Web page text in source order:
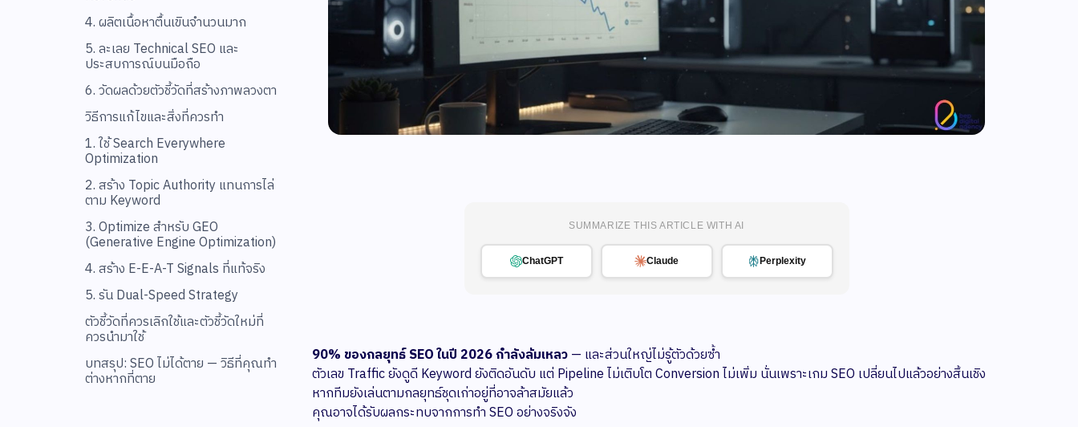
4. ผลิตเนื้อหาตื้นเขินจำนวนมาก
5. ละเลย Technical SEO และ
ประสบการณ์บนมือถือ
6. วัดผลด้วยตัวชี้วัดที่สร้างภาพลวงตา
วิธีการแก้ไขและสิ่งที่ควรทำ
1. ใช้ Search Everywhere
Optimization
2. สร้าง Topic Authority แทนการไล่
ตาม Keyword
3. Optimize สำหรับ GEO
(Generative Engine Optimization)
4. สร้าง E-E-A-T Signals ที่แท้จริง
5. รัน Dual-Speed Strategy
ตัวชี้วัดที่ควรเลิกใช้และตัวชี้วัดใหม่ที่
ควรนำมาใช้
บทสรุป: SEO ไม่ได้ตาย — วิธีที่คุณทำ
ต่างหากที่ตาย
SUMMARIZE THIS ARTICLE WITH AI
ChatGPT Claude Perplexity
90% ของกลยุทธ์ SEO ในปี 2026 กำลังล้มเหลว— และส่วนใหญ่ไม่รู้ตัวด้วยซ้ำ
ตัวเลข Traffic ยังดูดี Keyword ยังติดอันดับ แต่ Pipeline ไม่เติบโต Conversion ไม่เพิ่ม นั่นเพราะเกม SEO เปลี่ยนไปแล้วอย่างสิ้นเชิง
หากทีมยังเล่นตามกลยุทธ์ชุดเก่าอยู่ที่อาจล้าสมัยแล้ว
คุณอาจได้รับผลกระทบจากการทำ SEO อย่างจริงจัง